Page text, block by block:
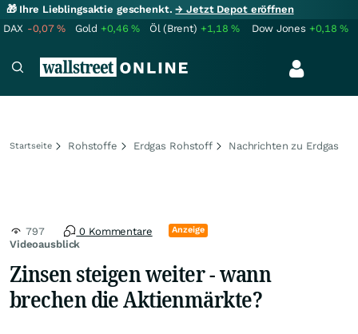
🎁 Ihre Lieblingsaktie geschenkt.→ Jetzt Depot eröffnen
DAX -0,07% Gold +0,46% Öl (Brent) +1,18% Dow Jones +0,18%
Startseite Rohstoffe Erdgas Rohstoff Nachrichten zu Erdgas
Videoausblick
797 0 Kommentare Anzeige
Zinsen steigen weiter - wann
brechen die Aktienmärkte?